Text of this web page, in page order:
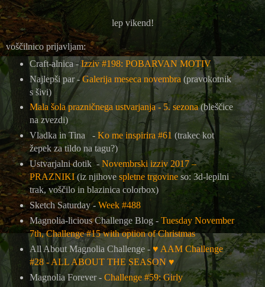
lep vikend!
voščilnico prijavljam:
Craft-alnica -Izziv #198: POBARVAN MOTIV
Najlepši par -Galerija meseca novembra (pravokotnik
s šivi)
Mala šola prazničnega ustvarjanja - 5. sezona(bleščice
na zvezdi)
Vladka in Tina - Ko me inspirira #61 (trakec kot
žepek za tildo na tagu?)
Ustvarjalni dotik - Novembrski izziv 2017 –
PRAZNIKI(iz njihove spletne trgovineso: 3d-lepilni
trak, voščilo in blazinica colorbox)
Sketch Saturday - Week #488
Magnolia-licious Challenge Blog - Tuesday November
7th, Challenge #15 with option of Christmas
All About Magnolia Challenge - ♥ AAM Challenge
#28 - ALL ABOUT THE SEASON ♥
Magnolia Forever - Challenge #59: Girly